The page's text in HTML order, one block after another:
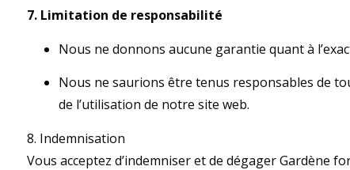
7. Limitation de responsabilité
Nous ne donnons aucune garantie quant à
Nous ne saurions être tenus responsables de
de l’utilisation de notre site web.
8. Indemnisation
Vous acceptez d’indemniser et de dégager Gardène